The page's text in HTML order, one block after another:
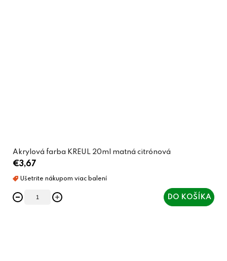
Akrylová farba KREUL 20ml matná citrónová
€3,67
DO KOŠÍKA